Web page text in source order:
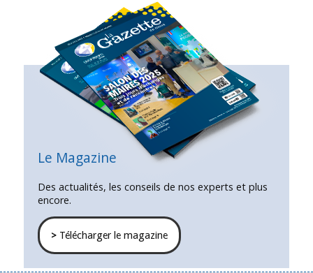
Le Magazine
Des actualités, les conseils de nos experts et plus
encore.
>Télécharger le magazine